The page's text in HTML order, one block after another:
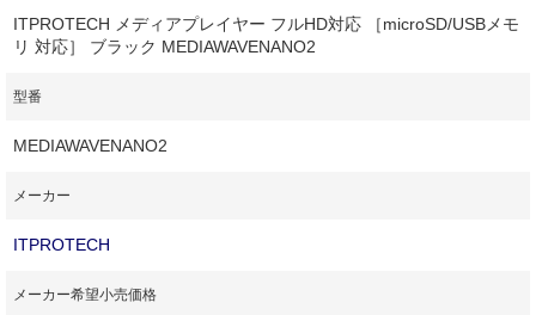
ITPROTECH メディアプレイヤー フルHD対応 ［microSD/USBメモ
リ 対応］ ブラック MEDIAWAVENANO2
型番
MEDIAWAVENANO2
メーカー
ITPROTECH
メーカー希望小売価格